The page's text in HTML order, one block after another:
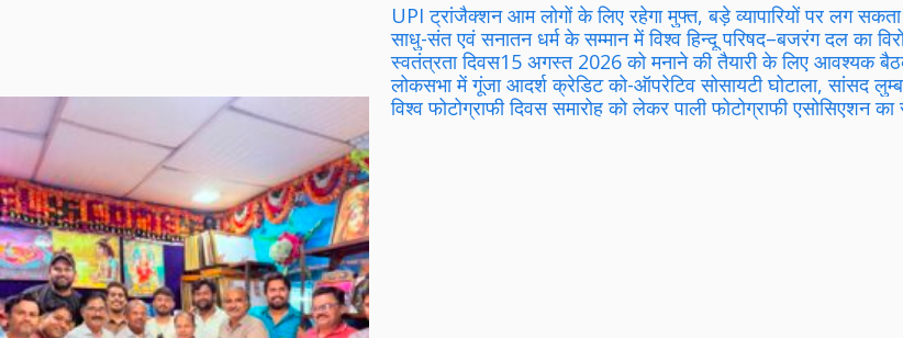
UPI ट्रांजैक्शन आम लोगों के लिए रहेगा मुफ्त, बड़े व्यापारियों पर लग
साधु-संत एवं सनातन धर्म के सम्मान में विश्व हिन्दू परिषद–बजरंग दल का
स्वतंत्रता दिवस15 अगस्त 2026 को मनाने की तैयारी के लिए आवश्यक
लोकसभा में गूंजा आदर्श क्रेडिट को-ऑपरेटिव सोसायटी घोटाला, सांसद
विश्व फोटोग्राफी दिवस समारोह को लेकर पाली फोटोग्राफी एसोसिएशन